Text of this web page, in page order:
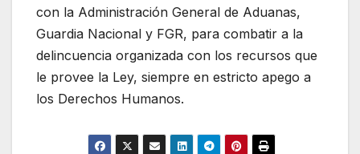
con la Administración General de Aduanas,
Guardia Nacional y FGR, para combatir a la
delincuencia organizada con los recursos que
le provee la Ley, siempre en estricto apego a
los Derechos Humanos.